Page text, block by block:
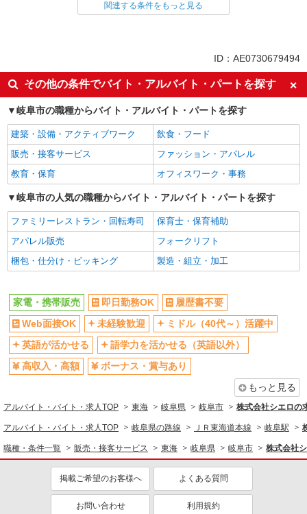
英語が活かせる
ボーナス・賞与あり
日払い
車通勤OK
交通費支給
社会保険あり
社員登用あり
関連する条件をもっと見る
ID：AE0730679494
その他の条件でバイト・アルバイト・パートを探す
岐阜市の職種からバイト・アルバイト・パートを探す
建築・設備・アクティブワーク
飲食・フード
販売・接客サービス
ファッション・アパレル
教育・保育
オフィスワーク・事務
岐阜市の人気の職種からバイト・アルバイト・パートを探す
ファミリーレストラン・回転寿司
保育士・保育補助
アパレル販売
フォークリフト
梱包・仕分け・ピッキング
製造・組立・加工
家電・携帯販売 即日勤務OK
履歴書不要
Web面接OK
未経験歓迎
ミドル（40代～）活躍中
英語が活かせる
語学力を活かせる（英語以外）
高収入・高額
ボーナス・賞与あり
もっと見る
アルバイト・バイト・求人TOP 東海 岐阜県 岐阜市 株式会社シエロの
アルバイト・バイト・求人TOP 岐阜県の路線 ＪＲ東海道本線 岐阜駅
職種・条件一覧 販売・接客サービス 東海 岐阜県 岐阜市 株式会社
掲載ご希望のお客様へ よくある質問
お問い合わせ 利用規約